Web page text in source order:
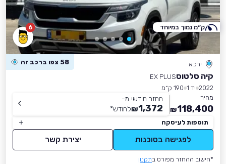
6
ירכא 58 צפו ברכב זה
קיה סלטוסEX PLUS
2022 יד 1
190 ק״מ
מחיר
118,400
₪
החזר חודשי מ-
1,372
₪לחודש*
תוספות לעיסקה
לפגישה בסוכנות יצירת קשר
*חישוב ההחזר מפורט בתקנון
ק״מ נמוך במיוחד